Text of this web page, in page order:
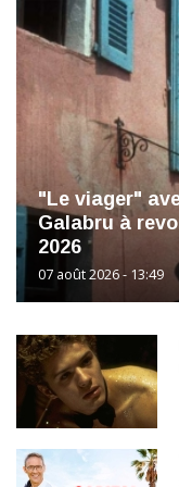
"Le viager"
Galabru à
2026
07 août 2026 - 13:49